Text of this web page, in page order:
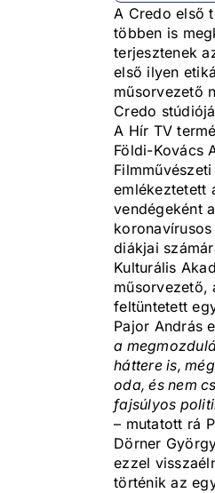
A Credo első
többen is
terjesztenek
első ilyen
műsorvezető
Credo
A Hír TV
Földi-Kovács
emlékeztetett
vendégeként
diákjai
Kulturális
műsorvezető,
feltüntetett
Pajor András
a
háttere is,
oda, és nem
fajsúlyos
– mutatott rá
Dörner
ezzel
történik az